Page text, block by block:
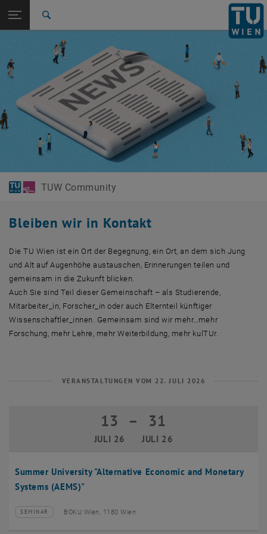
TU Login
Quicklinks
Quicklinks-Menü umschalten
Studium
International
Karriere
Zur 1. Menü Ebene
TUW Community
Zurück: Subseiten von TUW Community auflisten
Zurück zur letzten Ebene:
TUW Community
News & Events
TUW Community
Bleiben wir in Kontakt
Die TU Wien ist ein Ort der Begegnung, ein Ort, an dem sich Jung
und Alt auf Augenhöhe austauschen, Erinnerungen teilen und
gemeinsam in die Zukunft blicken.
Auch Sie sind Teil dieser Gemeinschaft – als Studierende,
Mitarbeiter_in, Forscher_in oder auch Elternteil künftiger
Wissenschaftler_innen. Gemeinsam sind wir mehr…mehr
Forschung, mehr Lehre, mehr Weiterbildung, mehr kulTUr.
VERANSTALTUNGEN VOM 22. JULI 2026
Summer University "Alternative Economic and Monetary
Systems (AEMS)"
13
JULI 26
13 Juli 2026 bis 31 Juli 2026
– 31
JULI 26
Veranstaltungstyp:
SEMINAR
Veranstaltungsort:BOKU Wien, 1180 Wien